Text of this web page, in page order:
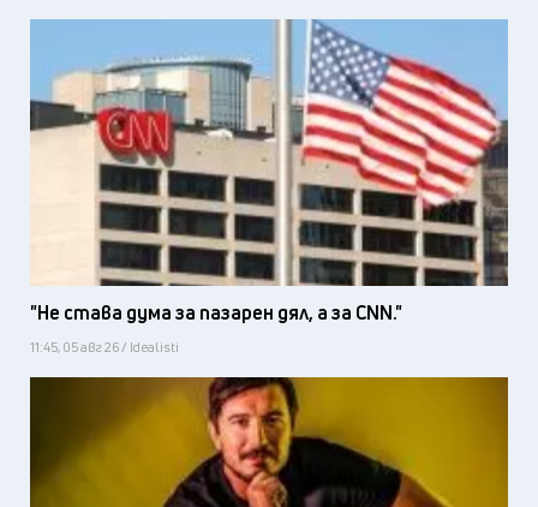
"Не става дума за пазарен дял, а за CNN."
11:45, 05 авг 26 / Idealisti